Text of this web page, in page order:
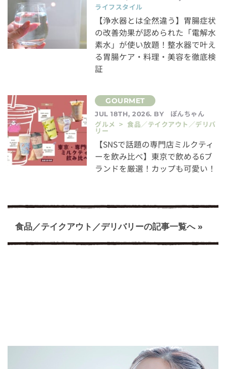
ライフスタイル
【浄水器とは全然違う】胃腸症状
の改善効果が認められた「電解水
素水」が使い放題！整水器で叶え
る胃腸ケア・料理・美容を徹底検
証
JUL 18TH, 2026. BY
ぽんちゃん
グルメ > 食品／テイクアウト／デリバ
リー
【SNSで話題の専門店ミルクティ
ーを飲み比べ】東京で飲める6ブ
ランドを厳選！カップも可愛い！
食品／テイクアウト／デリバリーの記事一覧へ »